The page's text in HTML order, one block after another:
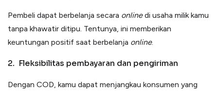
Pembeli dapat berbelanja secara onlinedi usaha milik kamu
tanpa khawatir ditipu. Tentunya, ini memberikan
keuntungan positif saat berbelanja online.
2. Fleksibilitas pembayaran dan pengiriman
Dengan COD, kamu dapat menjangkau konsumen yang